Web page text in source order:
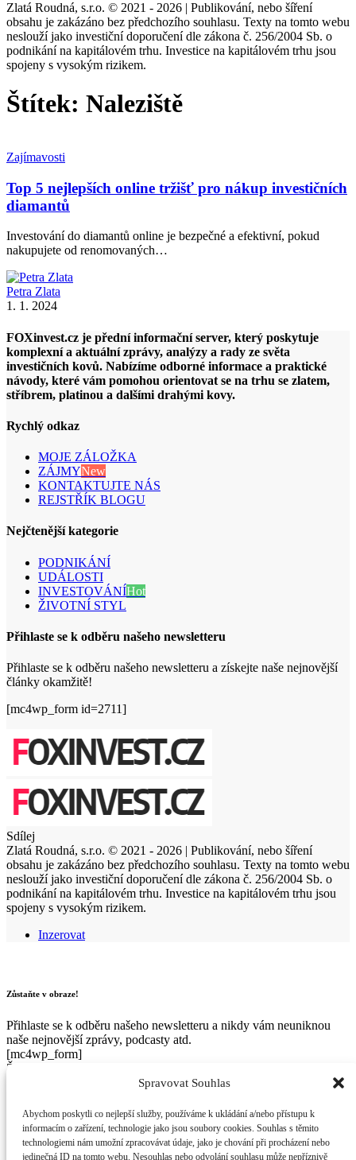
Spravovat Souhlas
Abychom poskytli co nejlepší služby, používáme k ukládání a/nebo přístupu k
informacím o zařízení, technologie jako jsou soubory cookies. Souhlas s těmito
technologiemi nám umožní zpracovávat údaje, jako je chování při procházení nebo
jedinečná ID na tomto webu. Nesouhlas nebo odvolání souhlasu může nepříznivě
Zlatá Roudná, s.r.o. © 2021 - 2026 | Publikování, nebo šíření
obsahu je zakázáno bez předchozího souhlasu. Texty na tomto webu
neslouží jako investiční doporučení dle zákona č. 256/2004 Sb. o
podnikání na kapitálovém trhu. Investice na kapitálovém trhu jsou
spojeny s vysokým rizikem.
Štítek: Naleziště
Zajímavosti
Top 5 nejlepších online tržišť pro nákup investičních
diamantů
Investování do diamantů online je bezpečné a efektivní, pokud
nakupujete od renomovaných…
Petra Zlata
1. 1. 2024
FOXinvest.cz je přední informační server, který poskytuje
komplexní a aktuální zprávy, analýzy a rady ze světa
investičních kovů. Nabízíme odborné informace a praktické
návody, které vám pomohou orientovat se na trhu se zlatem,
stříbrem, platinou a dalšími drahými kovy.
Rychlý odkaz
MOJE ZÁLOŽKA
ZÁJMYNew
KONTAKTUJTE NÁS
REJSTŘÍK BLOGU
Nejčtenější kategorie
PODNIKÁNÍ
UDÁLOSTI
INVESTOVÁNÍHot
ŽIVOTNÍ STYL
Přihlaste se k odběru našeho newsletteru
Přihlaste se k odběru našeho newsletteru a získejte naše nejnovější
články okamžitě!
[mc4wp_form id=2711]
Sdílej
Zlatá Roudná, s.r.o. © 2021 - 2026 | Publikování, nebo šíření
obsahu je zakázáno bez předchozího souhlasu. Texty na tomto webu
neslouží jako investiční doporučení dle zákona č. 256/2004 Sb. o
podnikání na kapitálovém trhu. Investice na kapitálovém trhu jsou
spojeny s vysokým rizikem.
Inzerovat
Zůstaňte v obraze!
Přihlaste se k odběru našeho newsletteru a nikdy vám neuniknou
naše nejnovější zprávy, podcasty atd.
[mc4wp_form]
Žádný spam, kdykoli se z odběru můžete odhlásit.
Vítej zpět!